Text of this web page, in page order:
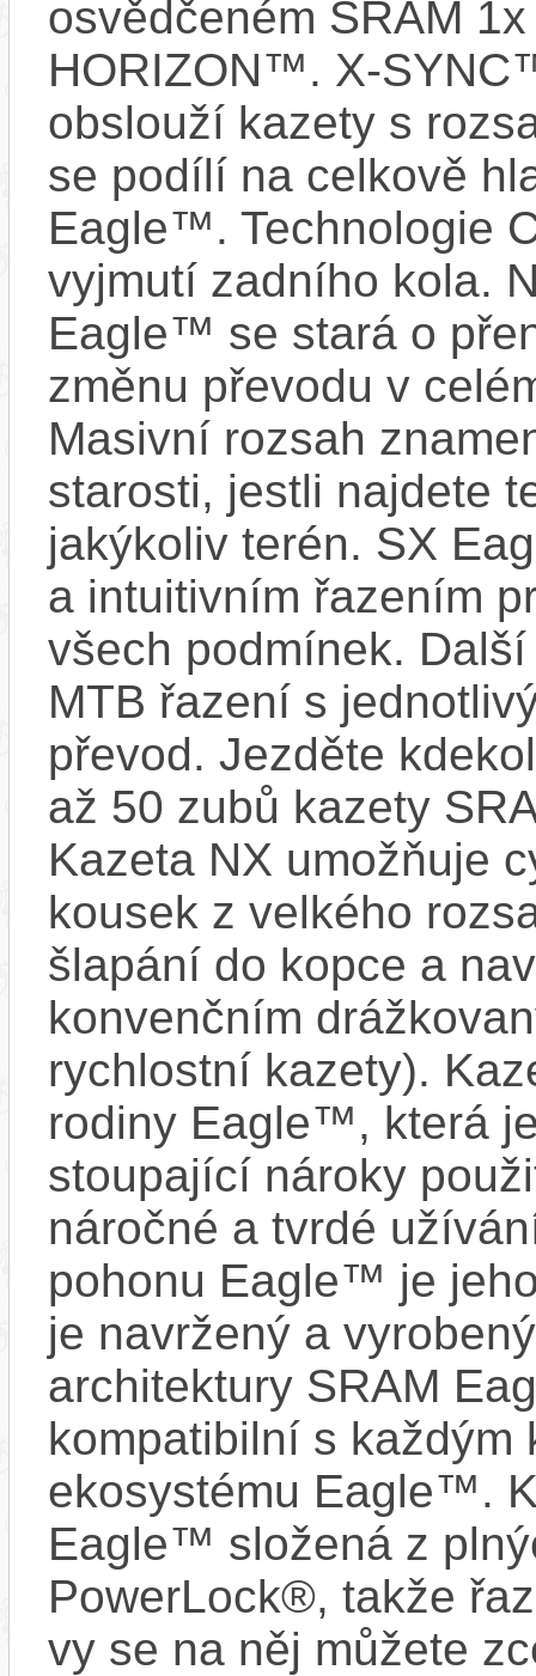
osvědčeném SRAM
HORIZON™. X-
obslouží kazety s
se podílí na celkově
Eagle™. Technologie
vyjmutí zadního kola.
Eagle™ se stará o
změnu převodu v
Masivní rozsah
starosti, jestli najdete
jakýkoliv terén. SX
a intuitivním řazením
všech podmínek.
MTB řazení s
převod. Jezděte
až 50 zubů kazety
Kazeta NX umožňuje
kousek z velkého
šlapání do kopce a
konvenčním
rychlostní kazety).
rodiny Eagle™, která
stoupající nároky
náročné a tvrdé
pohonu Eagle™ je
je navržený a
architektury SRAM
kompatibilní s každým
ekosystému Eagle™.
Eagle™ složená z
PowerLock®, takže
vy se na něj můžete